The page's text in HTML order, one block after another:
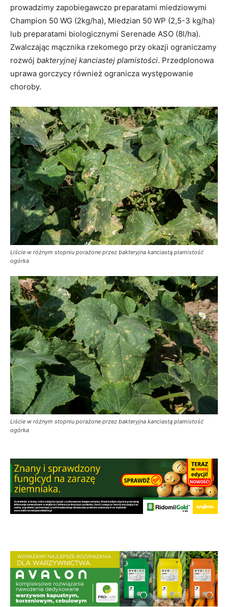
prowadzimy zapobiegawczo preparatami miedziowymi
Champion 50 WG (2kg/ha), Miedzian 50 WP (2,5-3 kg/ha)
lub preparatami biologicznymi Serenade ASO (8l/ha).
Zwalczając mącznika rzekomego przy okazji ograniczamy
rozwój bakteryjnej kanciastej plamistości. Przedplonowa
uprawa gorczycy również ogranicza występowanie
choroby.
Liście w różnym stopniu porażone przez bakteryjna kanciastą plamistość
ogórka
Liście w różnym stopniu porażone przez bakteryjna kanciastą plamistość
ogórka